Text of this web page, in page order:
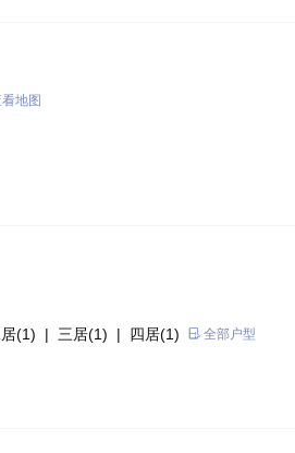
地图
(1) | 三居(1) | 四居(1) 全部户型